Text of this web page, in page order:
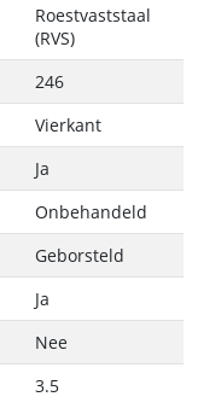
Roestvaststaal
(RVS)
246
Vierkant
Ja
Onbehandeld
Geborsteld
Ja
Nee
3.5